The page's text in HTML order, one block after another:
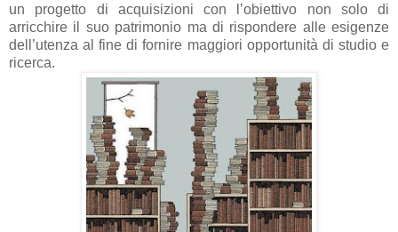
un progetto di acquisizioni con l’obiettivo non solo di
arricchire il suo patrimonio ma di rispondere alle esigenze
dell’utenza al fine di fornire maggiori opportunità di studio e
ricerca.